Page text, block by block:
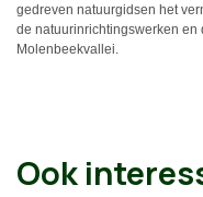
gedreven natuurgidsen het
de natuurinrichtingswerken en
Molenbeekvallei.
Ook